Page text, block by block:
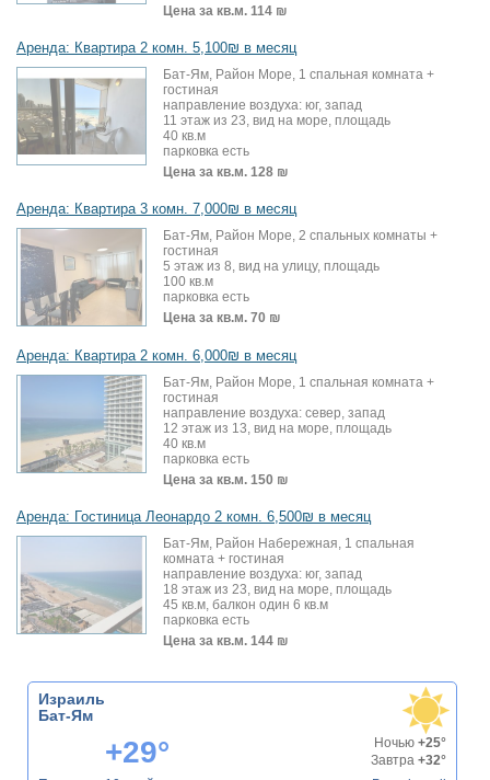
Цена за кв.м. 114 ₪
Аренда: Квартира 2 комн. 5,100₪ в месяц
Бат-Ям, Район Море, 1 спальная комната +
гостиная
направление воздуха: юг, запад
11 этаж из 23, вид на море, площадь
40 кв.м
парковка есть
Цена за кв.м. 128 ₪
Аренда: Квартира 3 комн. 7,000₪ в месяц
Бат-Ям, Район Море, 2 спальных комнаты +
гостиная
5 этаж из 8, вид на улицу, площадь
100 кв.м
парковка есть
Цена за кв.м. 70 ₪
Аренда: Квартира 2 комн. 6,000₪ в месяц
Бат-Ям, Район Море, 1 спальная комната +
гостиная
направление воздуха: север, запад
12 этаж из 13, вид на море, площадь
40 кв.м
парковка есть
Цена за кв.м. 150 ₪
Аренда: Гостиница Леонардо 2 комн. 6,500₪ в месяц
Бат-Ям, Район Набережная, 1 спальная
комната + гостиная
направление воздуха: юг, запад
18 этаж из 23, вид на море, площадь
45 кв.м, балкон один 6 кв.м
парковка есть
Цена за кв.м. 144 ₪
Израиль
Бат-Ям
+29° Ночью +25°
Завтра +32°